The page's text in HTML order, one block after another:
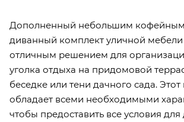
Дополненный небольшим
диванный комплект уличной мебели
отличным решением для
уголка отдыха на придомовой
беседке или тени дачного сада.
обладает всеми необходимыми
чтобы предоставить все условия для